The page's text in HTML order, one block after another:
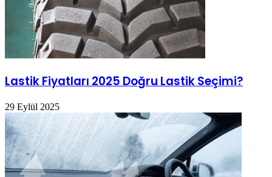
Lastik Fiyatları 2025 Doğru Lastik Seçimi?
29 Eylül 2025